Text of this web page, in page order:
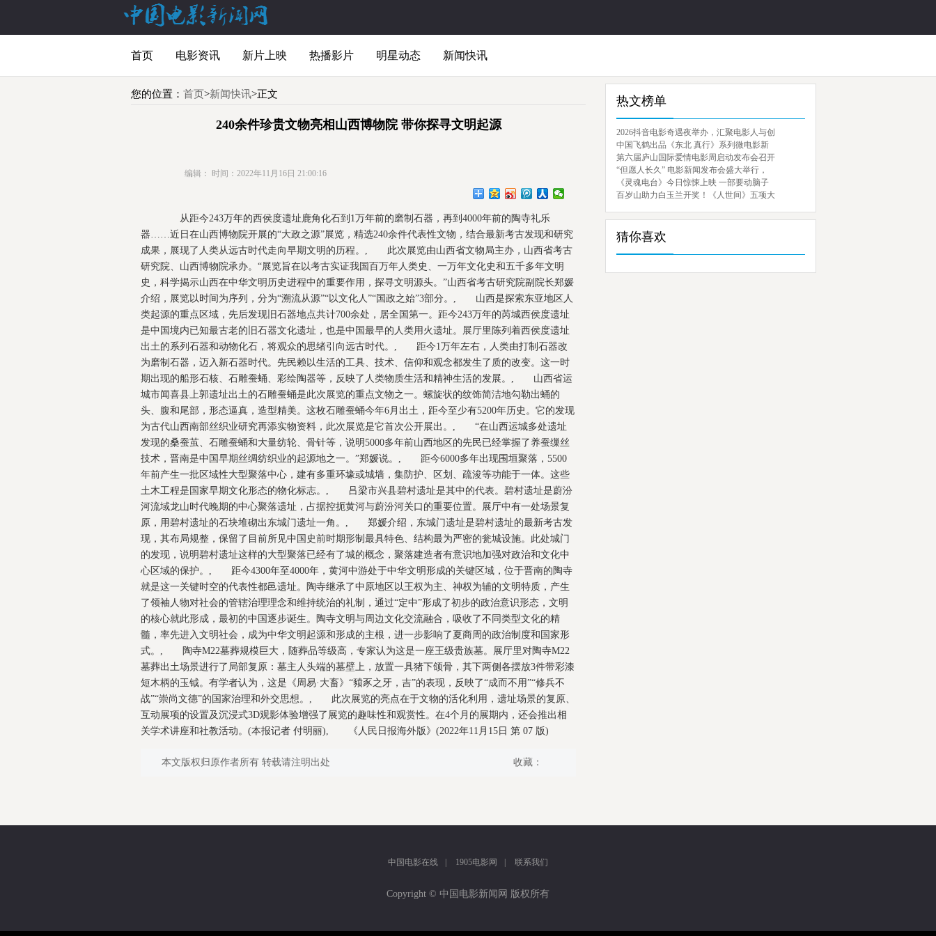
首页 电影资讯 新片上映 热播影片 明星动态 新闻快讯
您的位置： 首页>新闻快讯>正文
240余件珍贵文物亮相山西博物院 带你探寻文明起源
编辑： 时间：2022年11月16日 21:00:16
从距今243万年的西侯度遗址鹿角化石到1万年前的磨制石器，再到4000年前的陶寺礼乐
器……近日在山西博物院开展的“大政之源”展览，精选240余件代表性文物，结合最新考古发现和研究
成果，展现了人类从远古时代走向早期文明的历程。, 此次展览由山西省文物局主办，山西省考古
研究院、山西博物院承办。“展览旨在以考古实证我国百万年人类史、一万年文化史和五千多年文明
史，科学揭示山西在中华文明历史进程中的重要作用，探寻文明源头。”山西省考古研究院副院长郑媛
介绍，展览以时间为序列，分为“溯流从源”“以文化人”“国政之始”3部分。, 山西是探索东亚地区人
类起源的重点区域，先后发现旧石器地点共计700余处，居全国第一。距今243万年的芮城西侯度遗址
是中国境内已知最古老的旧石器文化遗址，也是中国最早的人类用火遗址。展厅里陈列着西侯度遗址
出土的系列石器和动物化石，将观众的思绪引向远古时代。, 距今1万年左右，人类由打制石器改
为磨制石器，迈入新石器时代。先民赖以生活的工具、技术、信仰和观念都发生了质的改变。这一时
期出现的船形石核、石雕蚕蛹、彩绘陶器等，反映了人类物质生活和精神生活的发展。, 山西省运
城市闻喜县上郭遗址出土的石雕蚕蛹是此次展览的重点文物之一。螺旋状的纹饰简洁地勾勒出蛹的
头、腹和尾部，形态逼真，造型精美。这枚石雕蚕蛹今年6月出土，距今至少有5200年历史。它的发现
为古代山西南部丝织业研究再添实物资料，此次展览是它首次公开展出。, “在山西运城多处遗址
发现的桑蚕茧、石雕蚕蛹和大量纺轮、骨针等，说明5000多年前山西地区的先民已经掌握了养蚕缫丝
技术，晋南是中国早期丝绸纺织业的起源地之一。”郑媛说。, 距今6000多年出现围垣聚落，5500
年前产生一批区域性大型聚落中心，建有多重环壕或城墙，集防护、区划、疏浚等功能于一体。这些
土木工程是国家早期文化形态的物化标志。, 吕梁市兴县碧村遗址是其中的代表。碧村遗址是蔚汾
河流域龙山时代晚期的中心聚落遗址，占据控扼黄河与蔚汾河关口的重要位置。展厅中有一处场景复
原，用碧村遗址的石块堆砌出东城门遗址一角。, 郑媛介绍，东城门遗址是碧村遗址的最新考古发
现，其布局规整，保留了目前所见中国史前时期形制最具特色、结构最为严密的瓮城设施。此处城门
的发现，说明碧村遗址这样的大型聚落已经有了城的概念，聚落建造者有意识地加强对政治和文化中
心区域的保护。, 距今4300年至4000年，黄河中游处于中华文明形成的关键区域，位于晋南的陶寺
就是这一关键时空的代表性都邑遗址。陶寺继承了中原地区以王权为主、神权为辅的文明特质，产生
了领袖人物对社会的管辖治理理念和维持统治的礼制，通过“定中”形成了初步的政治意识形态，文明
的核心就此形成，最初的中国逐步诞生。陶寺文明与周边文化交流融合，吸收了不同类型文化的精
髓，率先进入文明社会，成为中华文明起源和形成的主根，进一步影响了夏商周的政治制度和国家形
式。, 陶寺M22墓葬规模巨大，随葬品等级高，专家认为这是一座王级贵族墓。展厅里对陶寺M22
墓葬出土场景进行了局部复原：墓主人头端的墓壁上，放置一具猪下颌骨，其下两侧各摆放3件带彩漆
短木柄的玉钺。有学者认为，这是《周易·大畜》“豮豕之牙，吉”的表现，反映了“成而不用”“修兵不
战”“崇尚文德”的国家治理和外交思想。, 此次展览的亮点在于文物的活化利用，遗址场景的复原、
互动展项的设置及沉浸式3D观影体验增强了展览的趣味性和观赏性。在4个月的展期内，还会推出相
关学术讲座和社教活动。(本报记者 付明丽), 《人民日报海外版》(2022年11月15日 第 07 版)
本文版权归原作者所有 转载请注明出处 收藏：
热文榜单
2026抖音电影奇遇夜举办，汇聚电影人与创
中国飞鹤出品《东北 真行》系列微电影新
第六届庐山国际爱情电影周启动发布会召开
“但愿人长久” 电影新闻发布会盛大举行，
《灵魂电台》今日惊悚上映 一部要动脑子
百岁山助力白玉兰开奖！《人世间》五项大
猜你喜欢
中国电影在线 | 1905电影网 | 联系我们
Copyright © 中国电影新闻网 版权所有